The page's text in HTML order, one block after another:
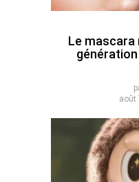
Le mascara
août